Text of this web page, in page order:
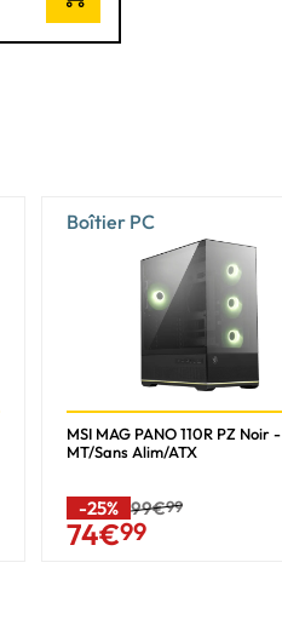
Wi-Fi 6 AX
1 X M.2 - PCI-E 5.0 4x
2 X M.2 - PCI-E 4.0 4x
4 X Serial ATA 6Gb/s (SATA Revision 3)
Boîtier PC
MSI MAG PANO 110R PZ Noir -
MT/Sans Alim/ATX
-25% 99€99
74€99